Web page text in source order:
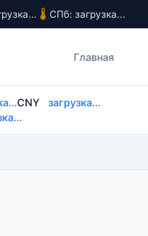
СПб: загрузка...
Главная
CNY
загрузка...